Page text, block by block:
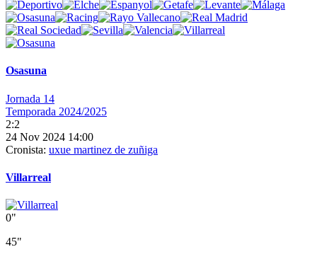
Osasuna
Jornada 14
Temporada 2024/2025
2:2
24 Nov 2024 14:00
Cronista: uxue martinez de zuñiga
Villarreal
0"
45"